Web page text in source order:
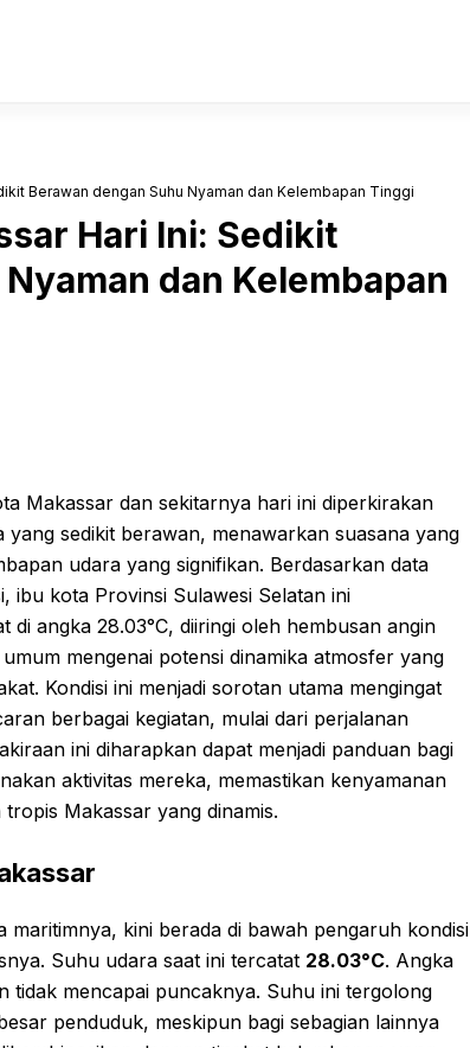
Berawan dengan Suhu Nyaman dan Kelembapan Tinggi
Hari Ini: Sedikit
dan Kelembapan
Makassar dan sekitarnya hari ini diperkirakan
sedikit berawan, menawarkan suasana yang
udara yang signifikan. Berdasarkan data
ibu kota Provinsi Sulawesi Selatan ini
angka 28.03°C, diiringi oleh hembusan angin
mengenai potensi dinamika atmosfer yang
Kondisi ini menjadi sorotan utama mengingat
berbagai kegiatan, mulai dari perjalanan
ini diharapkan dapat menjadi panduan bagi
aktivitas mereka, memastikan kenyamanan
Makassar yang dinamis.
maritimnya, kini berada di bawah pengaruh kondisi
Suhu udara saat ini tercatat 28.03°C. Angka
tidak mencapai puncaknya. Suhu ini tergolong
penduduk, meskipun bagi sebagian lainnya